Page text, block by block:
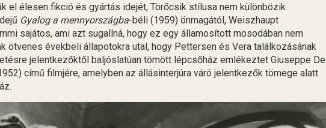
el élesen fikció és gyártás idejét, Törőcsik stílusa nem különbözik
Gyalog a mennyországba-béli (1959) önmagától, Weiszhaupt
sajátos, ami azt sugallná, hogy ez egy államosított mosodában nem
ötvenes évekbeli állapotokra utal, hogy Pettersen és Vera találkozásának
jelentkezőktől baljóslatúan tömött lépcsőház emlékeztet Giuseppe De
című filmjére, amelyben az állásinterjúra váró jelentkezők tömege alatt